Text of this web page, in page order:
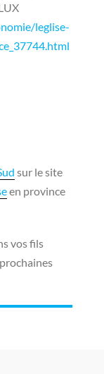
leglise-
sur le site
en province
vos fils